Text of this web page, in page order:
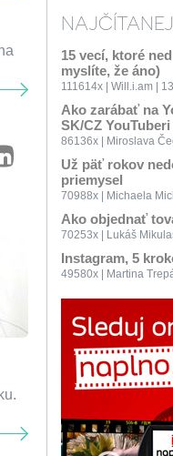
15 vecí, ktoré
myslíte, že áno)
111614x | Will.i.am |
Ako zarábať na
SK/CZ YouTuberi
86136x | Miroslava
Už päť rokov
priemysel
70988x | Michaela
Ako objednať
70253x | Lukáš
Instagram, 5
49580x | Martina